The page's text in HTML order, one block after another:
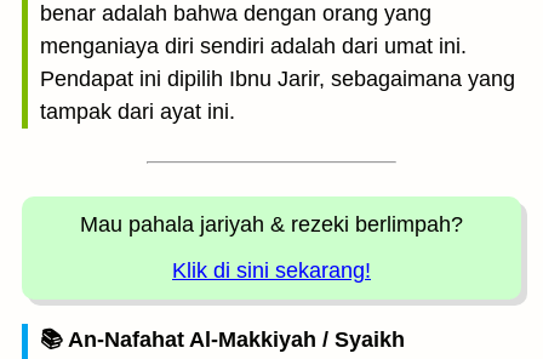
benar adalah bahwa dengan orang yang
menganiaya diri sendiri adalah dari umat ini.
Pendapat ini dipilih Ibnu Jarir, sebagaimana yang
tampak dari ayat ini.
Mau pahala jariyah & rezeki berlimpah?
Klik di sini sekarang!
📚 An-Nafahat Al-Makkiyah / Syaikh